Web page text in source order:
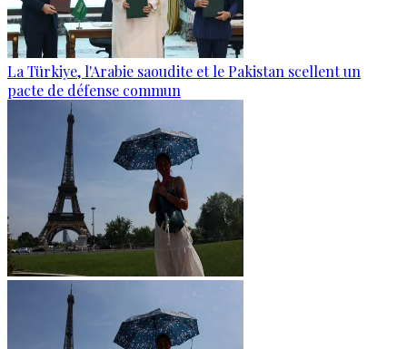
La Türkiye, l'Arabie saoudite et le Pakistan scellent un
pacte de défense commun